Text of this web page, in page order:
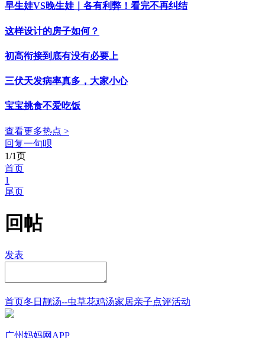
早生娃VS晚生娃｜各有利弊！看完不再纠结
这样设计的房子如何？
初高衔接到底有没有必要上
三伏天发病率真多，大家小心
宝宝挑食不爱吃饭
查看更多热点 >
回复一句呗
1/1页
首页
1
尾页
回帖
发表
首页冬日靓汤--虫草花鸡汤家居亲子点评活动
广州妈妈网APP